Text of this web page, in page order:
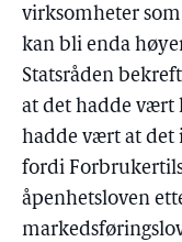
virksomheter
kan bli enda
Statsråden
at det hadde vært
hadde vært at det
fordi
åpenhetsloven